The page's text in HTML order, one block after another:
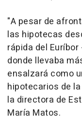
"A pesar de
las hipotecas
rápida del
donde llevaba
ensalzará como
hipotecarios de
la directora de
María Matos.